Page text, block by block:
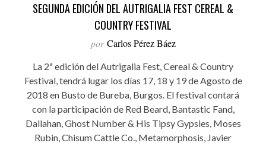
SEGUNDA EDICIÓN DEL AUTRIGALIA FEST CEREAL &
COUNTRY FESTIVAL
por Carlos Pérez Báez
La 2ª edición del Autrigalia Fest, Cereal & Country
Festival, tendrá lugar los días 17, 18 y 19 de Agosto de
2018 en Busto de Bureba, Burgos. El festival contará
con la participación de Red Beard, Bantastic Fand,
Dallahan, Ghost Number & His Tipsy Gypsies, Moses
Rubin, Chisum Cattle Co., Metamorphosis, Javier